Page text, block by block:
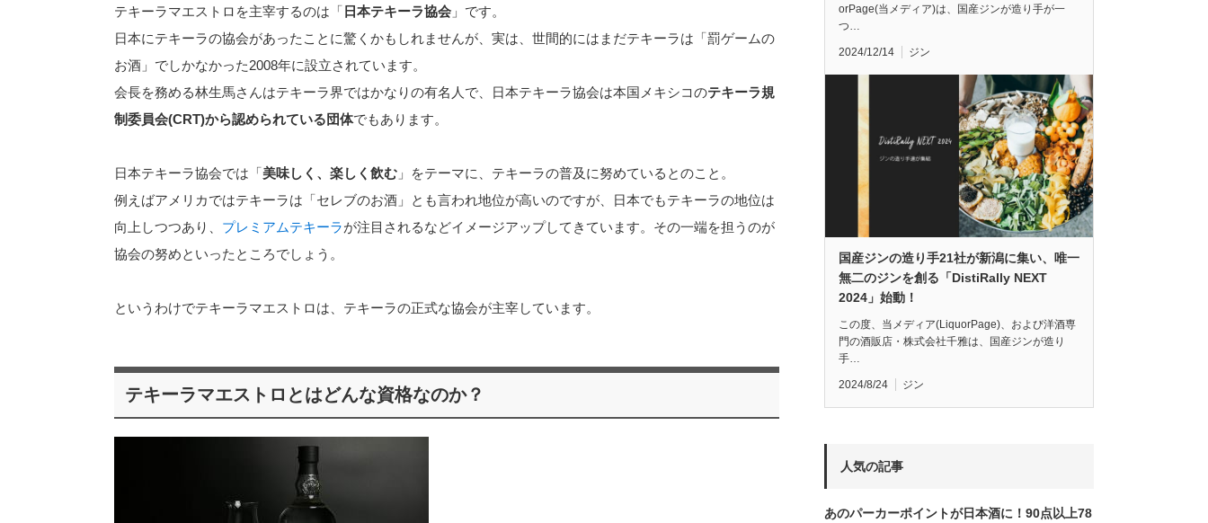
テキーラマエストロを主宰するのは「 日本テキーラ協会 」です。
日本にテキーラの協会があったことに驚くかもしれませんが、実は、世間的にはまだテキーラは「罰ゲームの
お酒」でしかなかった2008年に設立されています。
会長を務める林生馬さんはテキーラ界ではかなりの有名人で、日本テキーラ協会は本国メキシコのテキーラ規
制委員会(CRT)から認められている団体でもあります。
日本テキーラ協会では「 美味しく、楽しく飲む 」をテーマに、テキーラの普及に努めているとのこと。
例えばアメリカではテキーラは「セレブのお酒」とも言われ地位が高いのですが、日本でもテキーラの地位は
向上しつつあり、 プレミアムテキーラが注目されるなどイメージアップしてきています。その一端を担うのが
協会の努めといったところでしょう。
というわけでテキーラマエストロは、テキーラの正式な協会が主宰しています。
テキーラマエストロとはどんな資格なのか？
orPage(当メディア)は、国産ジンが造り手が一
つ…
2024/12/14 ジン
国産ジンの造り手21社が新潟に集い、唯一
無二のジンを創る「DistiRally NEXT
2024」始動！
この度、当メディア(LiquorPage)、および洋酒専
門の酒販店・株式会社千雅は、国産ジンが造り
手…
2024/8/24 ジン
人気の記事
あのパーカーポイントが日本酒に！90点以上78